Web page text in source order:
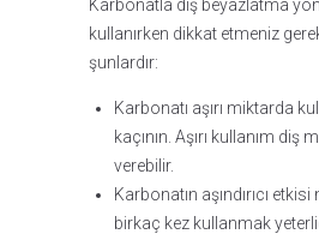
Karbonatla diş beyazlatma
kullanırken dikkat etmeniz
şunlardır:
Karbonatı aşırı miktarda
kaçının. Aşırı kullanım diş
verebilir.
Karbonatın aşındırıcı
birkaç kez kullanmak